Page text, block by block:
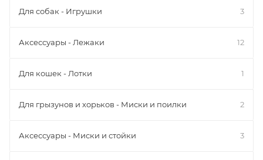
Для собак - Игрушки 3
Аксессуары - Лежаки 12
Для кошек - Лотки 1
Для грызунов и хорьков - Миски и поилки 2
Аксессуары - Миски и стойки 3